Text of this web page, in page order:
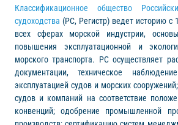
Классификационное общество
судоходства (РС, Регистр) ведет историю с
всех сферах морской индустрии,
повышения эксплуатационной и
морского транспорта. РС осуществляет
документации, техническое
эксплуатацией судов и морских
судов и компаний на соответствие
конвенций; одобрение промышленной